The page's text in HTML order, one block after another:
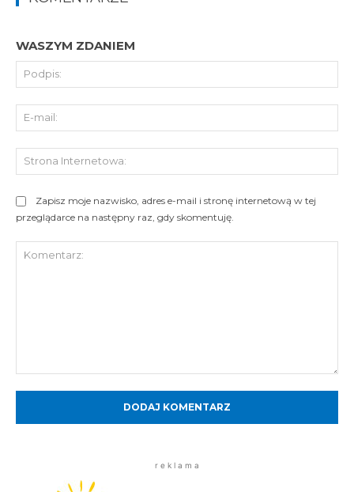
WASZYM ZDANIEM
Zapisz moje nazwisko, adres e-mail i stronę internetową w tej
przeglądarce na następny raz, gdy skomentuję.
r e k l a m a